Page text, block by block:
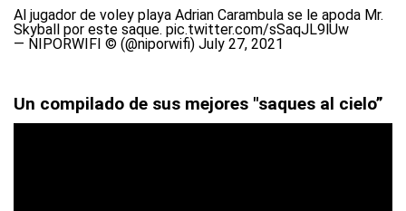
Al jugador de voley playa Adrian Carambula se le apoda Mr.
Skyball por este saque. pic.twitter.com/sSaqJL9lUw
— NIPORWIFI © (@niporwifi) July 27, 2021
Un compilado de sus mejores "saques al cielo”